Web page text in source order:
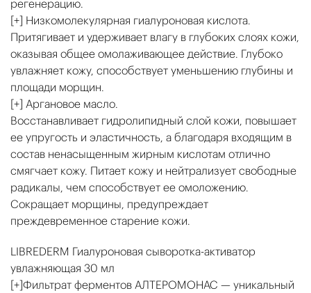
регенерацию.
[+] Низкомолекулярная гиалуроновая кислота.
Притягивает и удерживает влагу в глубоких слоях кожи,
оказывая общее омолаживающее действие. Глубоко
увлажняет кожу, способствует уменьшению глубины и
площади морщин.
[+] Аргановое масло.
Восстанавливает гидролипидный слой кожи, повышает
ее упругость и эластичность, а благодаря входящим в
состав ненасыщенным жирным кислотам отлично
смягчает кожу. Питает кожу и нейтрализует свободные
радикалы, чем способствует ее омоложению.
Сокращает морщины, предупреждает
преждевременное старение кожи.
LIBREDERM Гиалуроновая сыворотка-активатор
увлажняющая 30 мл
[+]Фильтрат ферментов АЛТЕРОМОНАС — уникальный